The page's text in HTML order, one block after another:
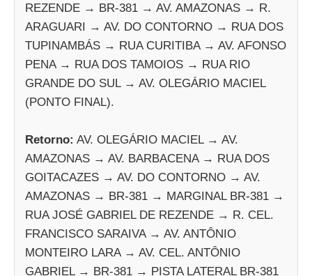
REZENDE → BR-381 → AV. AMAZONAS → R.
ARAGUARI → AV. DO CONTORNO → RUA DOS
TUPINAMBÁS → RUA CURITIBA → AV. AFONSO
PENA → RUA DOS TAMOIOS → RUA RIO
GRANDE DO SUL → AV. OLEGÁRIO MACIEL
(PONTO FINAL).
Retorno: AV. OLEGÁRIO MACIEL → AV.
AMAZONAS → AV. BARBACENA → RUA DOS
GOITACAZES → AV. DO CONTORNO → AV.
AMAZONAS → BR-381 → MARGINAL BR-381 →
RUA JOSÉ GABRIEL DE REZENDE → R. CEL.
FRANCISCO SARAIVA → AV. ANTÔNIO
MONTEIRO LARA → AV. CEL. ANTÔNIO
GABRIEL → BR-381 → PISTA LATERAL BR-381